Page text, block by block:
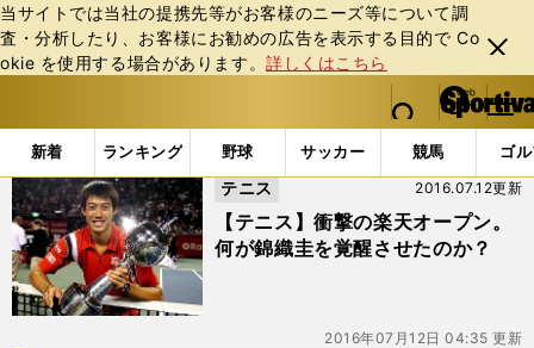
当サイトでは当社の提携先等がお客様のニーズ等について調
査・分析したり、お客様にお勧めの広告を表⽰する⽬的で Co
okie を使⽤する場合があります。詳しくはこちら
閉じ
る
web Sportiva (webスポルティーバ)
検索
マイペ
ー
ジ
メニュ
新着 ランキング 野球 サッカー 競馬 ゴ
b
ス
ポ
ル
テ
ィ
ー
バ
「#ツアー２勝目」の最新ニュース・ 情報
【テニス】衝撃の楽天オープン。
何が錦織圭を覚醒させたのか？
2016.07.12更新
テニス
2016年07月12日 04:35 更新